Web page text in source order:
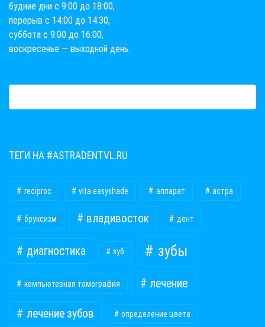
будние дни с 9:00 до 18:00,
перерыв с 14:00 до 14:30,
суббота с 9:00 до 16:00,
воскресенье — выходной день.
ТЕГИ НА #ASTRADENTVL.RU
reciproc vita easyshade аппарат астра
бруксизм владивосток дент
диагностика зуб зубы
компьютерная томография лечение
лечение зубов определение цвета